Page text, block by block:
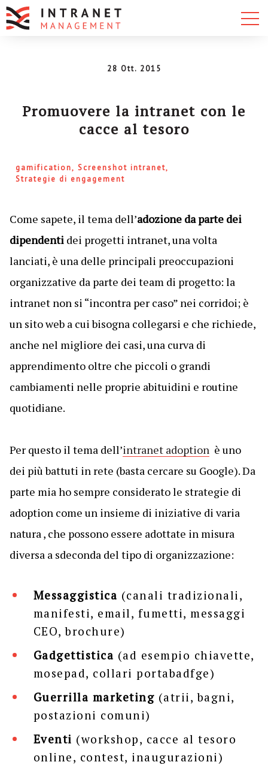
28 Ott. 2015
Promuovere la intranet con le
cacce al tesoro
gamification
Screenshot intranet
Strategie di engagement
Come sapete, il tema dell’adozione da parte dei
dipendentidei progetti intranet, una volta
lanciati, è una delle principali preoccupazioni
organizzative da parte dei team di progetto: la
intranet non si “incontra per caso” nei corridoi; è
un sito web a cui bisogna collegarsi e che richiede,
anche nel migliore dei casi, una curva di
apprendimento oltre che piccoli o grandi
cambiamenti nelle proprie abituidini e routine
quotidiane.
Per questo il tema dell’intranet adoptionè uno
dei più battuti in rete (basta cercare su Google). Da
parte mia ho sempre considerato le strategie di
adoption come un insieme di iniziative di varia
natura , che possono essere adottate in misura
diversa a sdeconda del tipo di organizzazione:
Messaggistica (canali tradizionali,
manifesti, email, fumetti, messaggi
CEO, brochure)
Gadgettistica (ad esempio chiavette,
mosepad, collari portabadfge)
Guerrilla marketing (atrii, bagni,
postazioni comuni)
Eventi (workshop, cacce al tesoro
online, contest, inaugurazioni)